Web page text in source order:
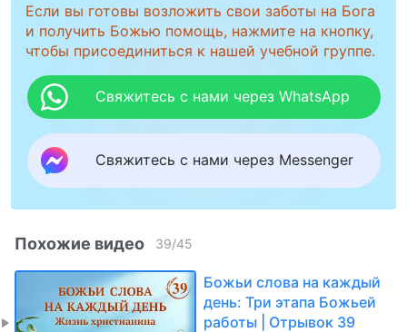
Если вы готовы возложить свои заботы на Бога
и получить Божью помощь, нажмите на кнопку,
чтобы присоединиться к нашей учебной группе.
Свяжитесь с нами через WhatsApp
Свяжитесь с нами через Messenger
Похожие видео 39/45
Божьи слова на каждый
день: Три этапа Божьей
работы | Отрывок 39